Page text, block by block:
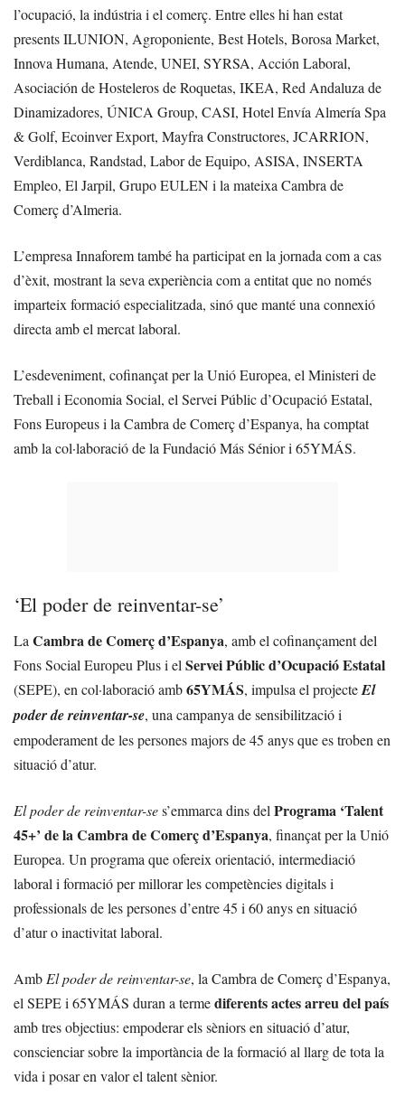
l’ocupació, la indústria i el comerç. Entre elles hi han estat
presents ILUNION, Agroponiente, Best Hotels, Borosa Market,
Innova Humana, Atende, UNEI, SYRSA, Acción Laboral,
Asociación de Hosteleros de Roquetas, IKEA, Red Andaluza de
Dinamizadores, ÚNICA Group, CASI, Hotel Envía Almería Spa
& Golf, Ecoinver Export, Mayfra Constructores, JCARRION,
Verdiblanca, Randstad, Labor de Equipo, ASISA, INSERTA
Empleo, El Jarpil, Grupo EULEN i la mateixa Cambra de
Comerç d’Almeria.
L’empresa Innaforem també ha participat en la jornada com a cas
d’èxit, mostrant la seva experiència com a entitat que no només
imparteix formació especialitzada, sinó que manté una connexió
directa amb el mercat laboral.
L’esdeveniment, cofinançat per la Unió Europea, el Ministeri de
Treball i Economia Social, el Servei Públic d’Ocupació Estatal,
Fons Europeus i la Cambra de Comerç d’Espanya, ha comptat
amb la col·laboració de la Fundació Más Sénior i 65YMÁS.
‘El poder de reinventar-se’
La Cambra de Comerç d’Espanya, amb el cofinançament del
Fons Social Europeu Plus i el Servei Públic d’Ocupació Estatal
(SEPE), en col·laboració amb65YMÁS, impulsa el projecteEl
poder de reinventar-se, una campanya de sensibilització i
empoderament de les persones majors de 45 anys que es troben en
situació d’atur.
El poder de reinventar-ses’emmarca dins del Programa ‘Talent
45+’ de la Cambra de Comerç d’Espanya, finançat per la Unió
Europea. Un programa que ofereix orientació, intermediació
laboral i formació per millorar les competències digitals i
professionals de les persones d’entre 45 i 60 anys en situació
d’atur o inactivitat laboral.
Amb El poder de reinventar-se, la Cambra de Comerç d’Espanya,
el SEPE i 65YMÁS duran a termediferents actes arreu del país
amb tres objectius: empoderar els sèniors en situació d’atur,
conscienciar sobre la importància de la formació al llarg de tota la
vida i posar en valor el talent sènior.